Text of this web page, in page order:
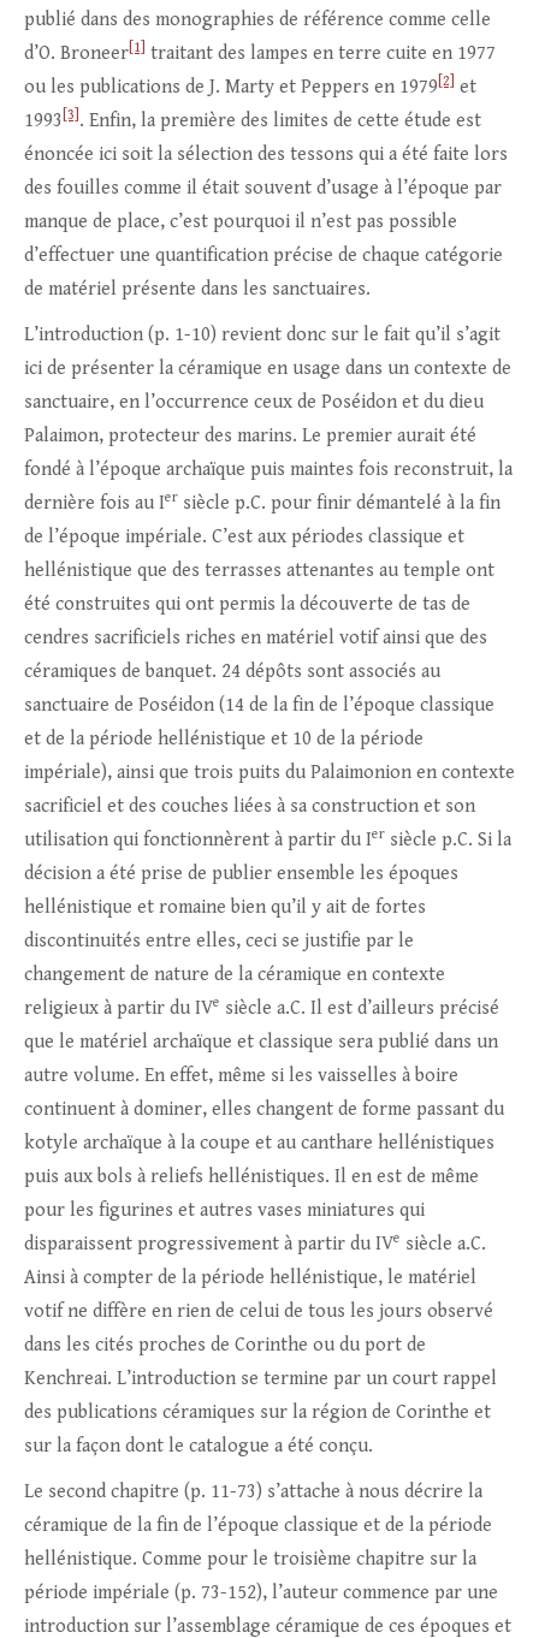
publié dans des monographies de référence comme celle
d’O. Broneer [1]
traitant des lampes en terre cuite en 1977
ou les publications de J. Marty et Peppers en 1979 [2]
et
1993 [3] . Enfin, la première des limites de cette étude est
énoncée ici soit la sélection des tessons qui a été faite lors
des fouilles comme il était souvent d’usage à l’époque par
manque de place, c’est pourquoi il n’est pas possible
d’effectuer une quantification précise de chaque catégorie
de matériel présente dans les sanctuaires.
L’introduction (p. 1-10) revient donc sur le fait qu’il s’agit
ici de présenter la céramique en usage dans un contexte de
sanctuaire, en l’occurrence ceux de Poséidon et du dieu
Palaimon, protecteur des marins. Le premier aurait été
fondé à l’époque archaïque puis maintes fois reconstruit, la
dernière fois au Ier siècle p.C. pour finir démantelé à la fin
de l’époque impériale. C’est aux périodes classique et
hellénistique que des terrasses attenantes au temple ont
été construites qui ont permis la découverte de tas de
cendres sacrificiels riches en matériel votif ainsi que des
céramiques de banquet. 24 dépôts sont associés au
sanctuaire de Poséidon (14 de la fin de l’époque classique
et de la période hellénistique et 10 de la période
impériale), ainsi que trois puits du Palaimonion en contexte
sacrificiel et des couches liées à sa construction et son
utilisation qui fonctionnèrent à partir du Ier siècle p.C. Si la
décision a été prise de publier ensemble les époques
hellénistique et romaine bien qu’il y ait de fortes
discontinuités entre elles, ceci se justifie par le
changement de nature de la céramique en contexte
religieux à partir du IVe siècle a.C. Il est d’ailleurs précisé
que le matériel archaïque et classique sera publié dans un
autre volume. En effet, même si les vaisselles à boire
continuent à dominer, elles changent de forme passant du
kotyle archaïque à la coupe et au canthare hellénistiques
puis aux bols à reliefs hellénistiques. Il en est de même
pour les figurines et autres vases miniatures qui
disparaissent progressivement à partir du IVe siècle a.C.
Ainsi à compter de la période hellénistique, le matériel
votif ne diffère en rien de celui de tous les jours observé
dans les cités proches de Corinthe ou du port de
Kenchreai. L’introduction se termine par un court rappel
des publications céramiques sur la région de Corinthe et
sur la façon dont le catalogue a été conçu.
Le second chapitre (p. 11-73) s’attache à nous décrire la
céramique de la fin de l’époque classique et de la période
hellénistique. Comme pour le troisième chapitre sur la
période impériale (p. 73-152), l’auteur commence par une
introduction sur l’assemblage céramique de ces époques et